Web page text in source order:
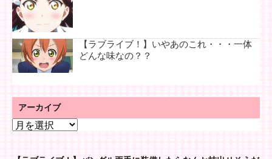
【ラブライブ！】いやあのこれ・・・一体
どんな味なの？？
アーカイブ
ア